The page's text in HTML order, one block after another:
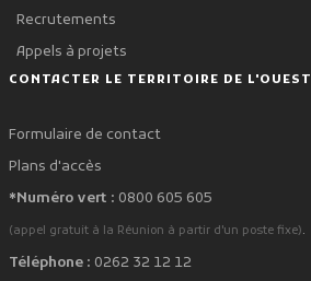
Recrutements
Appels à projets
CONTACTER LE TERRITOIRE DE L'OUEST
Formulaire de contact
Plans d'accès
*Numéro vert : 0800 605 605
(appel gratuit à la Réunion à partir d'un poste fixe).
Téléphone : 0262 32 12 12